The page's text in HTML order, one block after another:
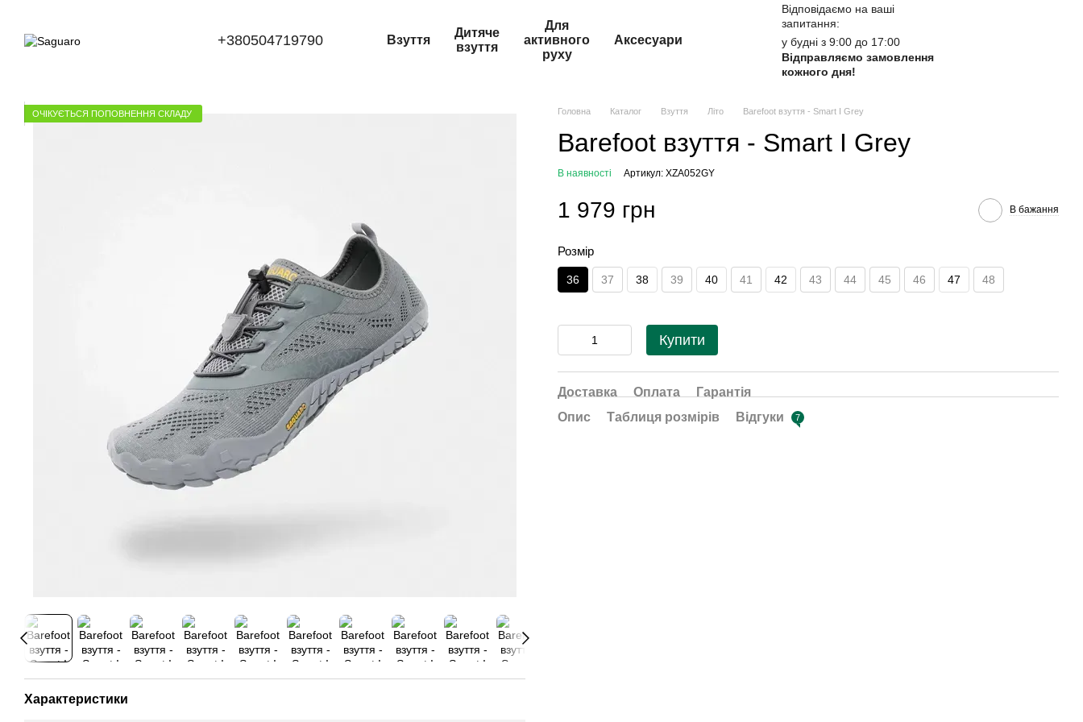
+380504719790 Взуття
Дитяче
взуття
Для
активного
руху
Аксесуари
Відповідаємо на ваші
запитання:
у будні з 9:00 до 17:00
Відправляємо замовлення
кожного дня!
ОЧІКУЄТЬСЯ ПОПОВНЕННЯ СКЛАДУ
Характеристики
Головна Каталог Взуття Літо Barefoot взуття - Smart I Grey
Barefoot взуття - Smart I Grey
В наявності Артикул: XZA052GY
1 979 грн В бажання
Розмір
36 37 38 39 40 41 42 43 44 45 46 47 48
Купити
Доставка Оплата
Гарантія
Опис
Таблиця розмірів Відгуки 7